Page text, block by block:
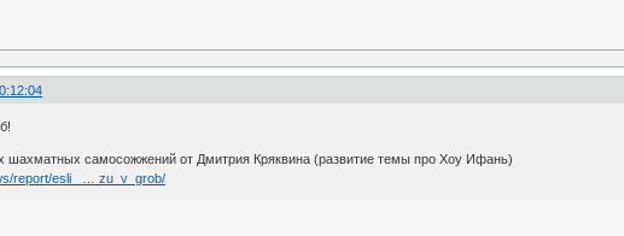
шахматных самосожжений от Дмитрия Кряквина (развитие темы про Хоу Ифань)
report/esli_ … zu_v_grob/